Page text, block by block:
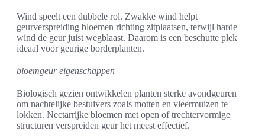
Wind speelt een dubbele rol. Zwakke wind helpt
geurverspreiding bloemen richting zitplaatsen, terwijl harde
wind de geur juist wegblaast. Daarom is een beschutte plek
ideaal voor geurige borderplanten.
bloemgeur eigenschappen
Biologisch gezien ontwikkelen planten sterke avondgeuren
om nachtelijke bestuivers zoals motten en vleermuizen te
lokken. Nectarrijke bloemen met open of trechtervormige
structuren verspreiden geur het meest effectief.